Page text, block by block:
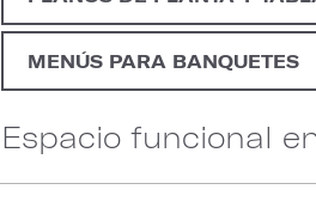
MENÚS PARA BANQUETES
Espacio funcional